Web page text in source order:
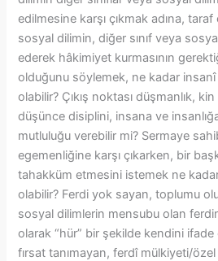
edilmesine karşı çıkmak adına, taraf
sosyal dilimin, diğer sınıf veya
ederek hâkimiyet kurmasının
olduğunu söylemek, ne kadar insanî
olabilir? Çıkış noktası düşmanlık,
düşünce disiplini, insana ve
mutluluğu verebilir mi? Sermaye
egemenliğine karşı çıkarken, bir
tahakküm etmesini istemek ne
olabilir? Ferdi yok sayan, toplumu
sosyal dilimlerin mensubu olan
olarak “hür” bir şekilde kendini
fırsat tanımayan, ferdî mülkiyeti/